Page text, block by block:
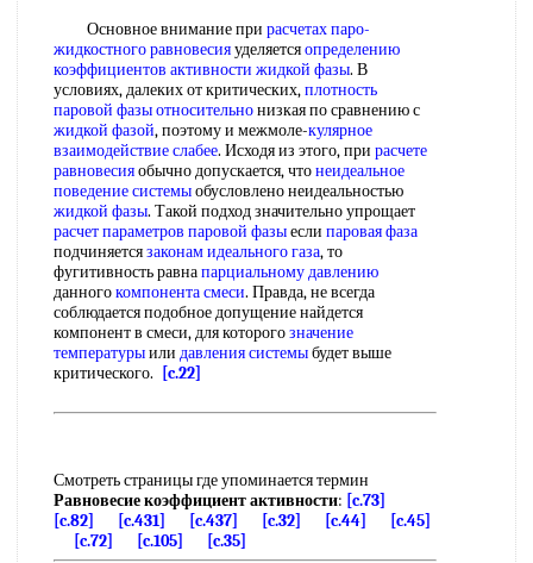
Основное внимание при расчетах паро-
жидкостного равновесияуделяетсяопределению
коэффициентов активности жидкой фазы. В
условиях, далеких от критических,плотность
паровой фазы относительнонизкая по сравнению с
жидкой фазой, поэтому и межмоле-кулярное
взаимодействие слабее. Исходя из этого, при расчете
равновесияобычно допускается, чтонеидеальное
поведение системыобусловлено неидеальностью
жидкой фазы. Такой подход значительно упрощает
расчет параметров паровой фазыесли паровая фаза
подчиняетсязаконам идеального газа, то
фугитивность равнапарциальному давлению
данногокомпонента смеси. Правда, не всегда
соблюдается подобное допущение найдется
компонент в смеси, для которогозначение
температурыили давления системыбудет выше
критического.
[c.22]
Смотреть страницы где упоминается термин
Равновесие коэффициент активности: [c.73]
[c.82]
[c.431] [c.437] [c.32] [c.44]
[c.45]
[c.72]
[c.105] [c.35]